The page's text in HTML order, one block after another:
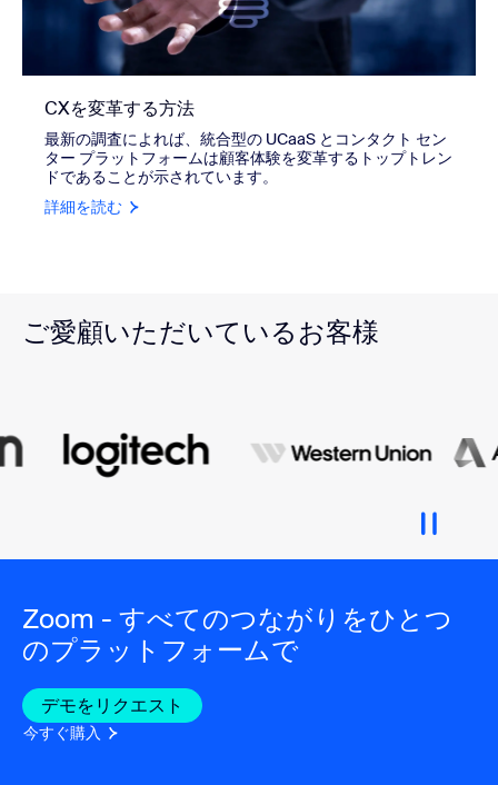
CXを変革する方法
最新の調査によれば、統合型の UCaaS とコンタクト セン
ター プラットフォームは顧客体験を変革するトップトレン
ドであることが示されています。
詳細を読む
ご愛顧いただいているお客様
Zoom - すべてのつながりをひとつ
のプラットフォームで
デモをリクエスト
今すぐ購入